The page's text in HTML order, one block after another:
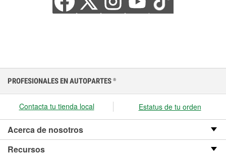
PROFESIONALES EN AUTOPARTES ®
Contacta tu tienda local Estatus de tu orden
Acerca de nosotros
Recursos